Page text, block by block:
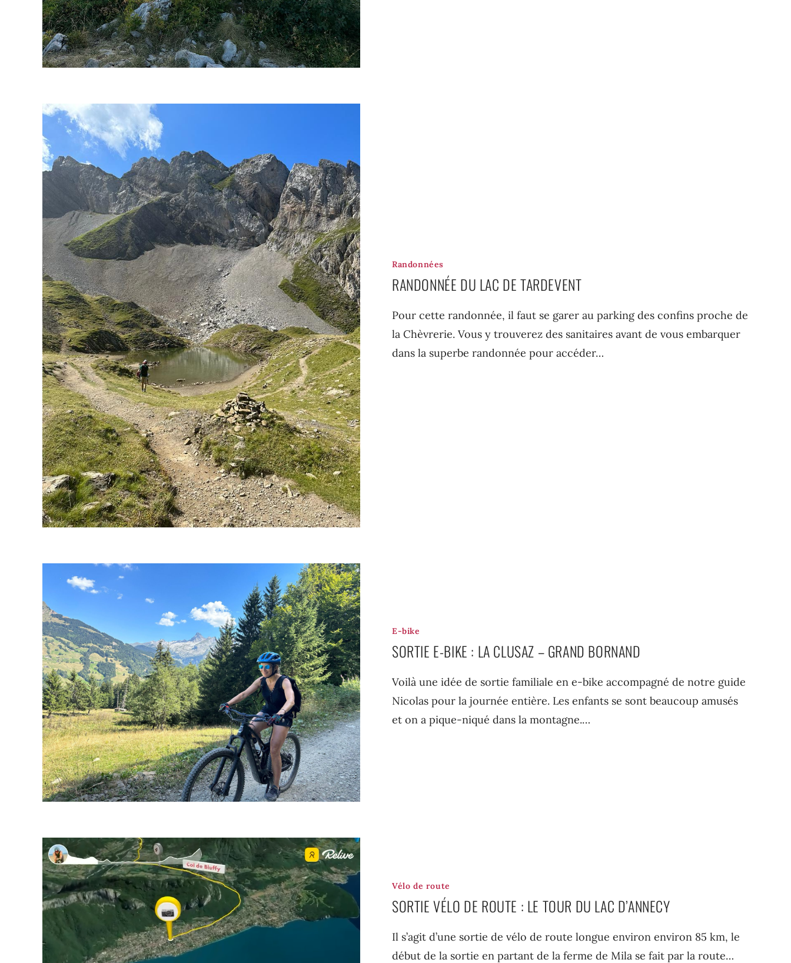
Randonnées
RANDONNÉE DU LAC DE TARDEVENT
Pour cette randonnée, il faut se garer au parking des confins proche de
la Chèvrerie. Vous y trouverez des sanitaires avant de vous embarquer
dans la superbe randonnée pour accéder…
E-bike
SORTIE E-BIKE : LA CLUSAZ – GRAND BORNAND
Voilà une idée de sortie familiale en e-bike accompagné de notre guide
Nicolas pour la journée entière. Les enfants se sont beaucoup amusés
et on a pique-niqué dans la montagne.…
Vélo de route
SORTIE VÉLO DE ROUTE : LE TOUR DU LAC D’ANNECY
Il s’agit d’une sortie de vélo de route longue environ environ 85 km, le
début de la sortie en partant de la ferme de Mila se fait par la route…